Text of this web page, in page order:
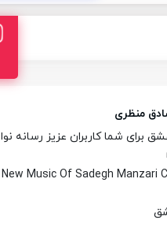
منظری
شما کاربران عزیز رسانه نوا
New Music Of Sadegh Manzari